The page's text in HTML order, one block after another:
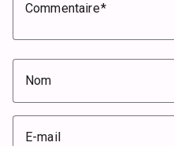
Commentaire
Nom
E-mail